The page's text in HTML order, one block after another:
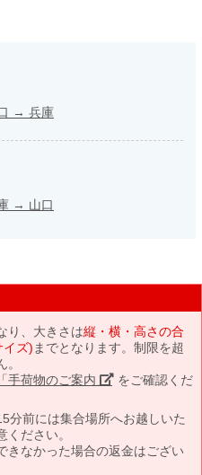
→ 兵庫
→ 山口
り、大きさは縦・横・高さの合
イズ) までとなります。制限を超
「手荷物のご案内」 をご確認くだ
分前には集合場所へお越しいた
ださい。
なかった場合の返金はござい